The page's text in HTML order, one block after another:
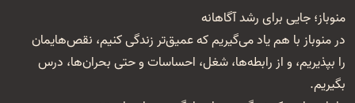
منوباز؛ جایی برای رشد آگاهانه
در منوباز با هم یاد می‌گیریم که عمیق‌تر زندگی کنیم، نقص‌هایمان
را بپذیریم، و از رابطه‌ها، شغل‌، احساسات و حتی بحران‌ها، درس
بگیریم.